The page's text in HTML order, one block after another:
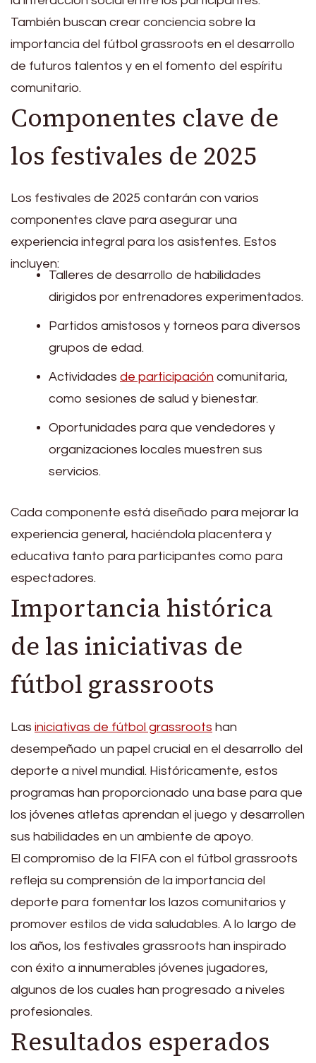
También buscan crear conciencia sobre la
importancia del fútbol grassroots en el desarrollo
de futuros talentos y en el fomento del espíritu
comunitario.
Componentes clave de
los festivales de 2025
Los festivales de 2025 contarán con varios
componentes clave para asegurar una
experiencia integral para los asistentes. Estos
incluyen:
Talleres de desarrollo de habilidades
dirigidos por entrenadores experimentados.
Partidos amistosos y torneos para diversos
grupos de edad.
Actividades de participación comunitaria,
como sesiones de salud y bienestar.
Oportunidades para que vendedores y
organizaciones locales muestren sus
servicios.
Cada componente está diseñado para mejorar la
experiencia general, haciéndola placentera y
educativa tanto para participantes como para
espectadores.
Importancia histórica
de las iniciativas de
fútbol grassroots
Las iniciativas de fútbol grassroots han
desempeñado un papel crucial en el desarrollo del
deporte a nivel mundial. Históricamente, estos
programas han proporcionado una base para que
los jóvenes atletas aprendan el juego y desarrollen
sus habilidades en un ambiente de apoyo.
El compromiso de la FIFA con el fútbol grassroots
refleja su comprensión de la importancia del
deporte para fomentar los lazos comunitarios y
promover estilos de vida saludables. A lo largo de
los años, los festivales grassroots han inspirado
con éxito a innumerables jóvenes jugadores,
algunos de los cuales han progresado a niveles
profesionales.
Resultados esperados